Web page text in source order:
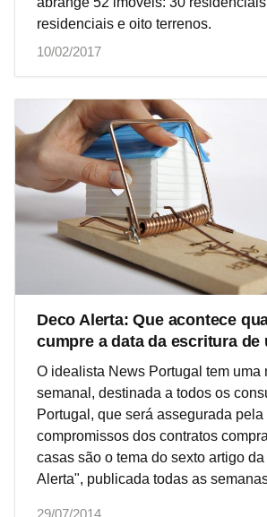
residenciais e oito terrenos.
10/02/2017
Deco Alerta: Que acontece
cumpre a data da escritura de
O idealista News Portugal tem uma
semanal, destinada a todos os
Portugal, que será assegurada pela
compromissos dos contratos
casas são o tema do sexto artigo
Alerta", publicada todas as
29/07/2014